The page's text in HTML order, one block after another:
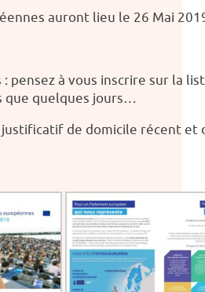
auront lieu le 26 Mai
pensez à vous inscrire sur la
que quelques jours…
justificatif de domicile récent et